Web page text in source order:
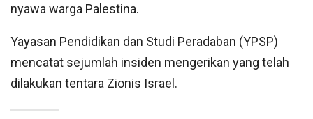
nyawa warga Palestina.
Yayasan Pendidikan dan Studi Peradaban (YPSP)
mencatat sejumlah insiden mengerikan yang telah
dilakukan tentara Zionis Israel.